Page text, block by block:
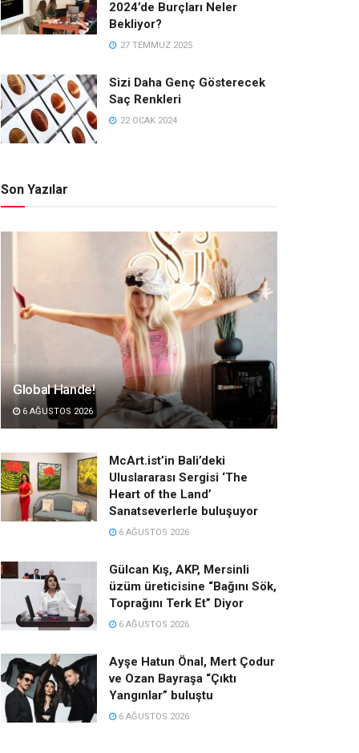
2024’de Burçları Neler
Bekliyor?
27 TEMMUZ 2025
Sizi Daha Genç Gösterecek
Saç Renkleri
22 OCAK 2024
Son Yazılar
Global Hande!
6 AĞUSTOS 2026
McArt.ist’in Bali’deki
Uluslararası Sergisi ‘The
Heart of the Land’
Sanatseverlerle buluşuyor
6 AĞUSTOS 2026
Gülcan Kış, AKP, Mersinli
üzüm üreticisine “Bağını Sök,
Toprağını Terk Et” Diyor
6 AĞUSTOS 2026
Ayşe Hatun Önal, Mert Çodur
ve Ozan Bayraşa “Çıktı
Yangınlar” buluştu
6 AĞUSTOS 2026